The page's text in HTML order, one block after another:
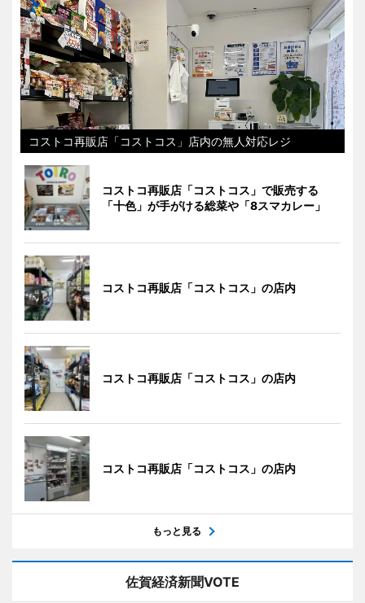
コストコ再販店「コストコス」店内の無人対応レジ
コストコ再販店「コストコス」で販売する
「十色」が手がける総菜や「8スマカレー」
コストコ再販店「コストコス」の店内
コストコ再販店「コストコス」の店内
コストコ再販店「コストコス」の店内
もっと見る
佐賀経済新聞VOTE